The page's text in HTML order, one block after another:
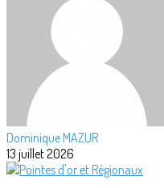
Dominique MAZUR
13 juillet 2026